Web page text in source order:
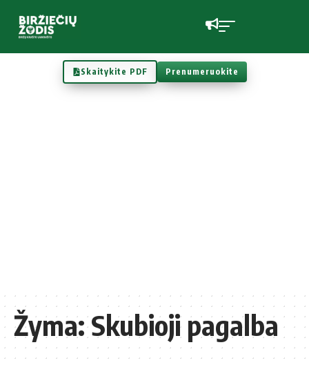
Skaitykite PDF Prenumeruokite
Žyma:Skubioji pagalba